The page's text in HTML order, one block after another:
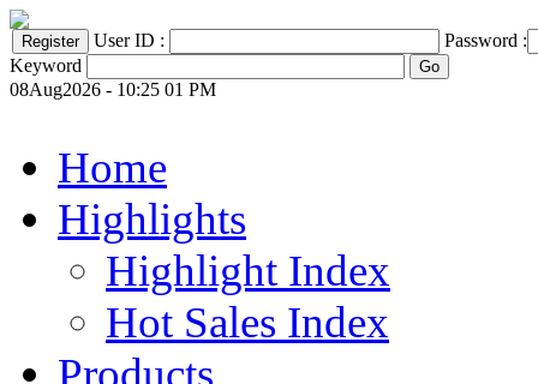
User ID :
Password :
Keyword
08Aug2026 - 10:25 01 PM
Home
Highlights
Highlight Index
Hot Sales Index
Products